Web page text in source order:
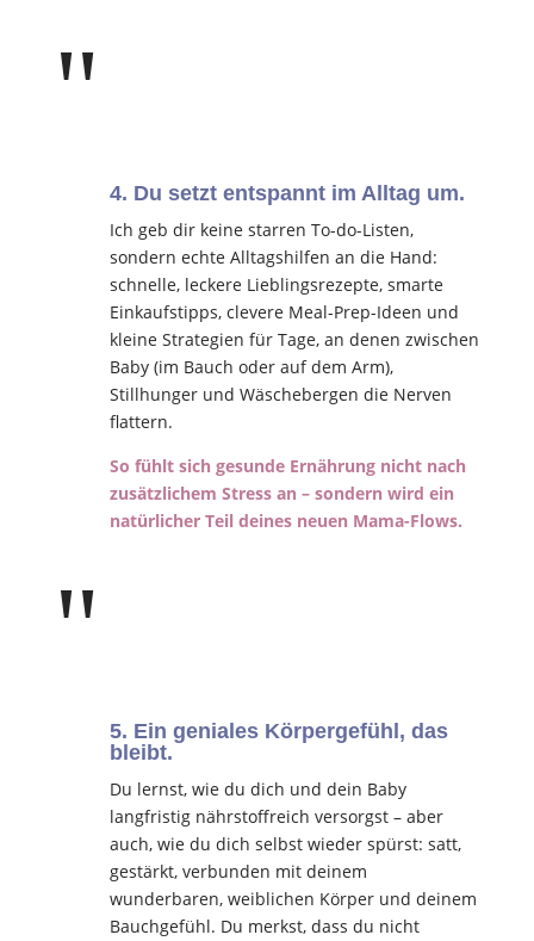
"
4. Du setzt entspannt im Alltag um.
Ich geb dir keine starren To-do-Listen,
sondern echte Alltagshilfen an die Hand:
schnelle, leckere Lieblingsrezepte, smarte
Einkaufstipps, clevere Meal-Prep-Ideen und
kleine Strategien für Tage, an denen zwischen
Baby (im Bauch oder auf dem Arm),
Stillhunger und Wäschebergen die Nerven
flattern.
So fühlt sich gesunde Ernährung nicht nach
zusätzlichem Stress an – sondern wird ein
natürlicher Teil deines neuen Mama-Flows.
"
5. Ein geniales Körpergefühl, das
bleibt.
Du lernst, wie du dich und dein Baby
langfristig nährstoffreich versorgst – aber
auch, wie du dich selbst wieder spürst: satt,
gestärkt, verbunden mit deinem
wunderbaren, weiblichen Körper und deinem
Bauchgefühl. Du merkst, dass du nicht